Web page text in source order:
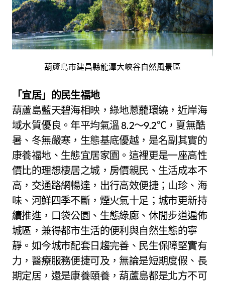
葫蘆島市建昌縣龍潭大峽谷自然風景區
「宜居」的民生福地
葫蘆島藍天碧海相映，綠地蔥蘢環繞，近岸海
域水質優良。年平均氣溫 8.2～9.2℃，夏無酷
暑、冬無嚴寒，生態基底優越，是名副其實的
康養福地、生態宜居家園。這裡更是一座高性
價比的理想棲居之城，房價親民、生活成本不
高，交通路網暢達，出行高效便捷；山珍、海
味、河鮮四季不斷，煙火氣十足；城市更新持
續推進，口袋公園、生態綠廊、休閒步道遍佈
城區，兼得都市生活的便利與自然生態的寧
靜。如今城市配套日趨完善、民生保障堅實有
力，醫療服務便捷可及，無論是短期度假、長
期定居，還是康養頤養，葫蘆島都是北方不可